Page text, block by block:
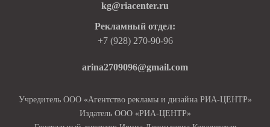
kg@riacenter.ru
Рекламный отдел:
+7 (928) 270-90-96
arina2709096@gmail.com
Учредитель ООО «Агентство рекламы и дизайна РИА-ЦЕНТР»
Издатель ООО «РИА-ЦЕНТР»